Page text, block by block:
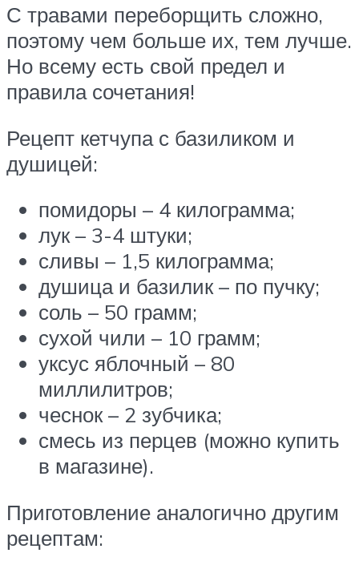
С травами переборщить сложно,
поэтому чем больше их, тем лучше.
Но всему есть свой предел и
правила сочетания!
Рецепт кетчупа с базиликом и
душицей:
помидоры – 4 килограмма;
лук – 3-4 штуки;
сливы – 1,5 килограмма;
душица и базилик – по пучку;
соль – 50 грамм;
сухой чили – 10 грамм;
уксус яблочный – 80
миллилитров;
чеснок – 2 зубчика;
смесь из перцев (можно купить
в магазине).
Приготовление аналогично другим
рецептам: